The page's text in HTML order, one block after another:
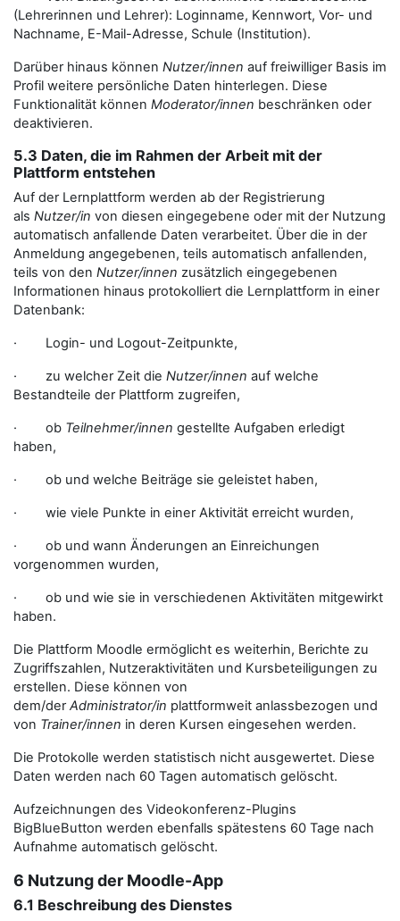
(Lehrerinnen und Lehrer): Loginname, Kennwort, Vor- und
Nachname, E-Mail-Adresse, Schule (Institution).
Darüber hinaus können Nutzer/innen auf freiwilliger Basis im
Profil weitere persönliche Daten hinterlegen. Diese
Funktionalität können Moderator/innen beschränken oder
deaktivieren.
5.3 Daten, die im Rahmen der Arbeit mit der
Plattform entstehen
Auf der Lernplattform werden ab der Registrierung
als Nutzer/in von diesen eingegebene oder mit der Nutzung
automatisch anfallende Daten verarbeitet. Über die in der
Anmeldung angegebenen, teils automatisch anfallenden,
teils von den Nutzer/innen zusätzlich eingegebenen
Informationen hinaus protokolliert die Lernplattform in einer
Datenbank:
· Login- und Logout-Zeitpunkte,
· zu welcher Zeit die Nutzer/innen auf welche
Bestandteile der Plattform zugreifen,
· ob Teilnehmer/innen gestellte Aufgaben erledigt
haben,
· ob und welche Beiträge sie geleistet haben,
· wie viele Punkte in einer Aktivität erreicht wurden,
· ob und wann Änderungen an Einreichungen
vorgenommen wurden,
· ob und wie sie in verschiedenen Aktivitäten mitgewirkt
haben.
Die Plattform Moodle ermöglicht es weiterhin, Berichte zu
Zugriffszahlen, Nutzeraktivitäten und Kursbeteiligungen zu
erstellen. Diese können von
dem/derAdministrator/in plattformweit anlassbezogen und
von Trainer/innen in deren Kursen eingesehen werden.
Die Protokolle werden statistisch nicht ausgewertet. Diese
Daten werden nach 60 Tagen automatisch gelöscht.
Aufzeichnungen des Videokonferenz-Plugins
BigBlueButton werden ebenfalls spätestens 60 Tage nach
Aufnahme automatisch gelöscht.
6 Nutzung der Moodle-App
6.1 Beschreibung des Dienstes